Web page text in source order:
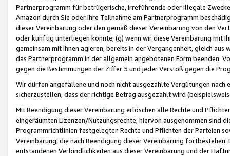
Partnerprogramm für betrügerische, irreführende oder illegale
Amazon durch Sie oder Ihre Teilnahme am Partnerprogramm
dieser Vereinbarung oder den gemäß dieser Vereinbarung von den
oder künftig unterliegen könnte; (g) wenn wir diese Vereinbarung mit
gemeinsam mit Ihnen agieren, bereits in der Vergangenheit, gleich
das Partnerprogramm in der allgemein angebotenen Form beenden.
gegen die Bestimmungen der Ziffer 5 und jeder Verstoß gegen die
Wir dürfen angefallene und noch nicht ausgezahlte Vergütungen
sicherzustellen, dass der richtige Betrag ausgezahlt wird
Mit Beendigung dieser Vereinbarung erlöschen alle Rechte und
eingeräumten Lizenzen/Nutzungsrechte; hiervon ausgenommen sind
Programmrichtlinien festgelegten Rechte und Pflichten der Parteien
Vereinbarung, die nach Beendigung dieser Vereinbarung
entstandenen Verbindlichkeiten aus dieser Vereinbarung und der